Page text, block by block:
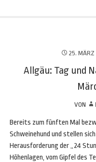
25. MÄRZ
Allgäu: Tag und
VON
Bereits zum fünften Mal
Schweinehund und stellen
Herausforderung der „24
Höhenlagen, vom Gipfel des